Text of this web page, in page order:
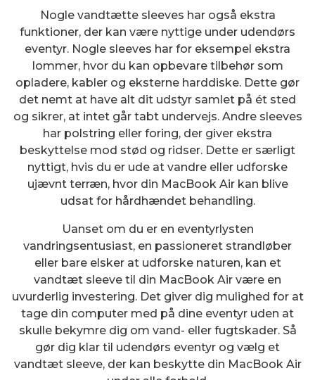
Nogle vandtætte sleeves har også ekstra
funktioner, der kan være nyttige under udendørs
eventyr. Nogle sleeves har for eksempel ekstra
lommer, hvor du kan opbevare tilbehør som
opladere, kabler og eksterne harddiske. Dette gør
det nemt at have alt dit udstyr samlet på ét sted
og sikrer, at intet går tabt undervejs. Andre sleeves
har polstring eller foring, der giver ekstra
beskyttelse mod stød og ridser. Dette er særligt
nyttigt, hvis du er ude at vandre eller udforske
ujævnt terræn, hvor din MacBook Air kan blive
udsat for hårdhændet behandling.
Uanset om du er en eventyrlysten
vandringsentusiast, en passioneret strandløber
eller bare elsker at udforske naturen, kan et
vandtæt sleeve til din MacBook Air være en
uvurderlig investering. Det giver dig mulighed for at
tage din computer med på dine eventyr uden at
skulle bekymre dig om vand- eller fugtskader. Så
gør dig klar til udendørs eventyr og vælg et
vandtæt sleeve, der kan beskytte din MacBook Air